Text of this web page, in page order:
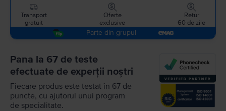
Transport
gratuit
Oferte
exclusive
Retur
60 de zile
Parte din grupul
Pana la 67 de teste
efectuate de experții noștri
Fiecare produs este testat în 67 de
puncte, cu ajutorul unui program
de specialitate.